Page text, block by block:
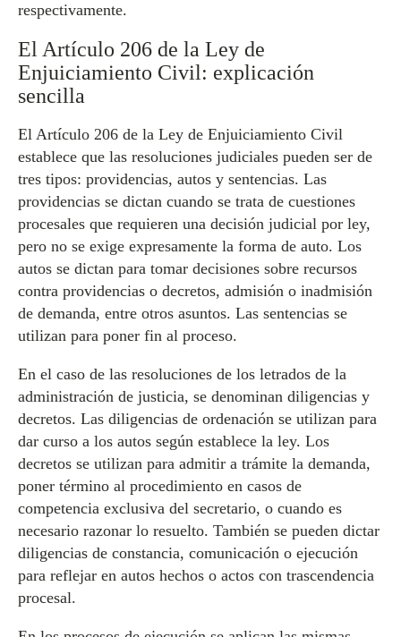
respectivamente.
El Artículo 206 de la Ley de
Enjuiciamiento Civil: explicación
sencilla
El Artículo 206 de la Ley de Enjuiciamiento Civil
establece que las resoluciones judiciales pueden ser de
tres tipos: providencias, autos y sentencias. Las
providencias se dictan cuando se trata de cuestiones
procesales que requieren una decisión judicial por ley,
pero no se exige expresamente la forma de auto. Los
autos se dictan para tomar decisiones sobre recursos
contra providencias o decretos, admisión o inadmisión
de demanda, entre otros asuntos. Las sentencias se
utilizan para poner fin al proceso.
En el caso de las resoluciones de los letrados de la
administración de justicia, se denominan diligencias y
decretos. Las diligencias de ordenación se utilizan para
dar curso a los autos según establece la ley. Los
decretos se utilizan para admitir a trámite la demanda,
poner término al procedimiento en casos de
competencia exclusiva del secretario, o cuando es
necesario razonar lo resuelto. También se pueden dictar
diligencias de constancia, comunicación o ejecución
para reflejar en autos hechos o actos con trascendencia
procesal.